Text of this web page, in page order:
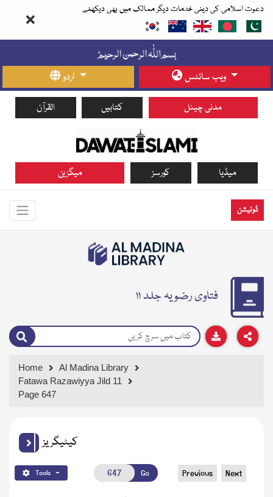
دعوت اسلامی کی دینی خدمات دیگر ممالک میں بھی دیکھئے
اردو ویب سائٹس
القرآن کتابیں مدنی چینل
میگزین کورسز میڈیا
ڈونیشن
فتاوی رضویہ جلد ۱۱
Home
Al Madina Library
Fatawa Razawiyya Jild 11
Page 647
کیٹیگریز
Tools Go Previous Next